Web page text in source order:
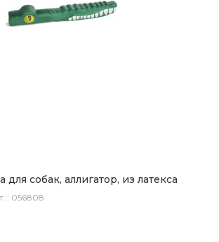
собак, аллигатор, из латекса
: 056808